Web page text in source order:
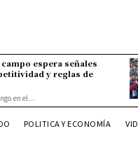
espera señales
y reglas de
en el...
POLITICA Y ECONOMÍA